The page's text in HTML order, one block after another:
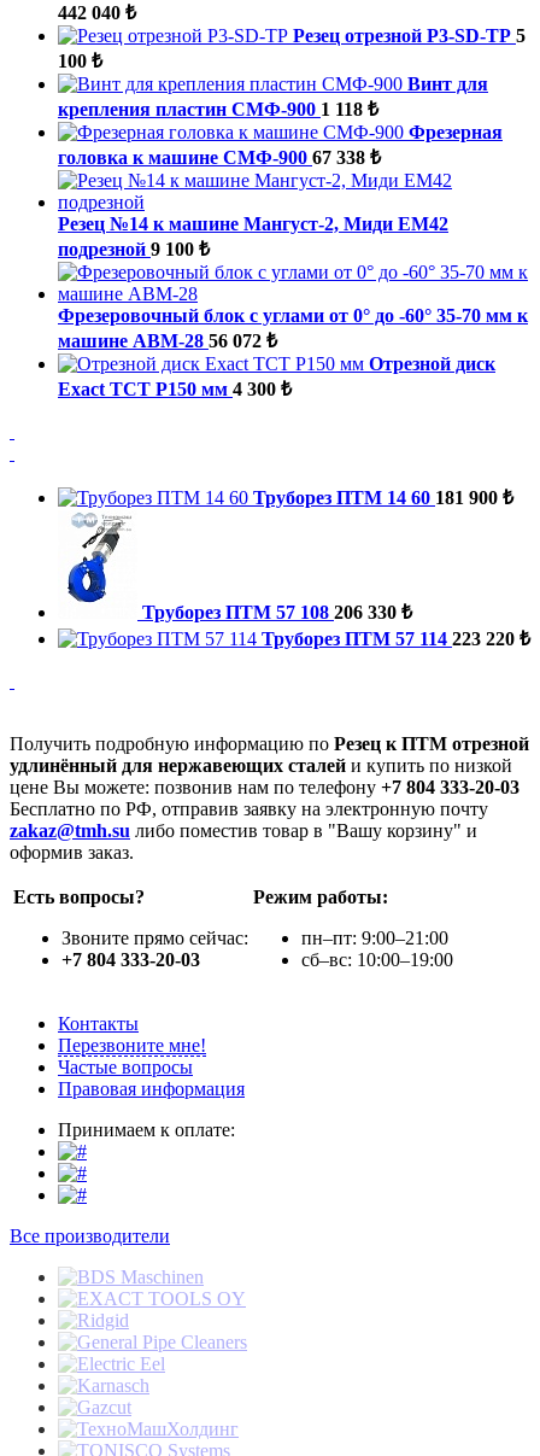
442 040 ₺
Резец отрезной P3-SD-ТР 5
100 ₺
Винт для
крепления пластин СМФ-900 1 118 ₺
Фрезерная
головка к машине СМФ-900 67 338 ₺
Резец №14 к машине Мангуст-2, Миди ЕМ42
подрезной 9 100 ₺
Фрезеровочный блок с углами от 0° до -60° 35-70 мм к
машине ABM-28 56 072 ₺
Отрезной диск
Exact TCT P150 мм 4 300 ₺
Труборез ПТМ 14 60 181 900 ₺
Труборез ПТМ 57 108 206 330 ₺
Труборез ПТМ 57 114 223 220 ₺
Получить подробную информацию по Резец к ПТМ отрезной
удлинённый для нержавеющих сталей и купить по низкой
цене Вы можете: позвонив нам по телефону +7 804 333-20-03
Бесплатно по РФ, отправив заявку на электронную почту
zakaz@tmh.su либо поместив товар в "Вашу корзину" и
оформив заказ.
Есть вопросы?
Звоните прямо сейчас:
+7 804 333-20-03
Режим работы:
пн–пт: 9:00–21:00
сб–вс: 10:00–19:00
Контакты
Перезвоните мне!
Частые вопросы
Правовая информация
Принимаем к оплате:
Все производители